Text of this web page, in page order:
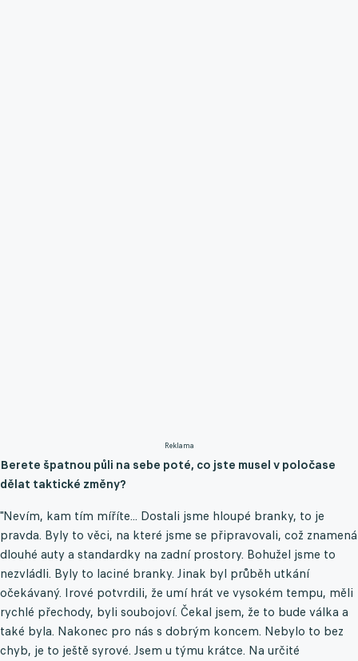
Reklama
Berete špatnou půli na sebe poté, co jste musel v poločase
dělat taktické změny?
"Nevím, kam tím míříte... Dostali jsme hloupé branky, to je
pravda. Byly to věci, na které jsme se připravovali, což znamená
dlouhé auty a standardky na zadní prostory. Bohužel jsme to
nezvládli. Byly to laciné branky. Jinak byl průběh utkání
očekávaný. Irové potvrdili, že umí hrát ve vysokém tempu, měli
rychlé přechody, byli soubojoví. Čekal jsem, že to bude válka a
také byla. Nakonec pro nás s dobrým koncem. Nebylo to bez
chyb, je to ještě syrové. Jsem u týmu krátce. Na určité